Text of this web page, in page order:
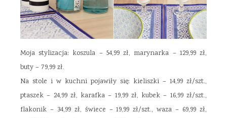
Moja stylizacja: koszula – 54,99 zł, marynarka – 129,99 zł,
buty – 79,99 zł.
Na stole i w kuchni pojawiły się: kieliszki – 14,99 zł/szt.,
ptaszek – 24,99 zł, karafka – 19,99 zł, kubek – 16,99 zł/szt.,
flakonik – 34,99 zł, świece – 19,99 zł/szt., waza – 69,99 zł,